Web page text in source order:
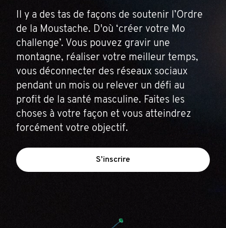
Il y a des tas de façons de soutenir l’Ordre
de la Moustache. D'où ‘créer votre Mo
challenge’. Vous pouvez gravir une
montagne, réaliser votre meilleur temps,
vous déconnecter des réseaux sociaux
pendant un mois ou relever un défi au
profit de la santé masculine. Faites les
choses à votre façon et vous atteindrez
forcément votre objectif.
S’inscrire